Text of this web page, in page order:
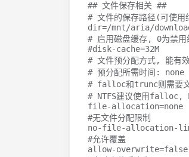
## 文件保存相关 ##
# 文件的保存路径(可使
dir=
# 启用磁盘缓存, 0为禁
#disk-cache=32M
# 文件预分配方式, 能有
# 预分配所需时间:
# falloc和trunc则需要文
# NTFS建议使用falloc,
file-allocation=
#无文件分配限制
no-file-allocation-
#允许覆盖
allow-overwrite=